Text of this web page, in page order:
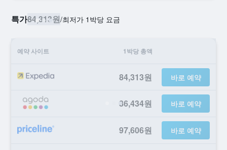
특가84,313원/​최저가 1박당 요금
예약 사이트 1박당 총액
84,313원 바로 예약
86,434원 바로 예약
97,606원 바로 예약